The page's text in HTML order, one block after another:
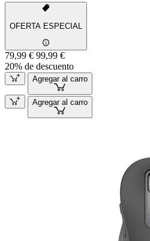
OFERTA ESPECIAL
79,99 € 99,99 €
20% de descuento
Agregar al carro
Agregar al carro